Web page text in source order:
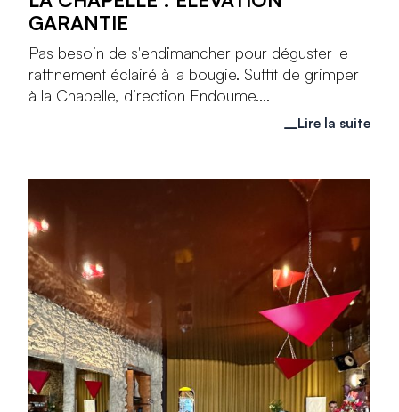
GARANTIE
Pas besoin de s'endimancher pour déguster le
raffinement éclairé à la bougie. Suffit de grimper
à la Chapelle, direction Endoume....
Lire la suite